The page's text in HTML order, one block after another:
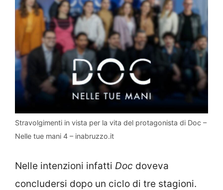
Stravolgimenti in vista per la vita del protagonista di Doc –
Nelle tue mani 4 – inabruzzo.it
Nelle intenzioni infatti Doc doveva
concludersi dopo un ciclo di tre stagioni.